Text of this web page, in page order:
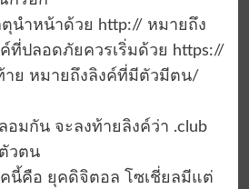
ตุนำหน้าด้วย http:// หมายถึง
ที่ปลอดภัยควรเริ่มด้วย https://
าย หมายถึงลิงค์ที่มีตัวมีตน/
มกัน จะลงท้ายลิงค์ว่า .club
วตน
นี้คือ ยุคดิจิตอล โซเชี่ยลมีแต่